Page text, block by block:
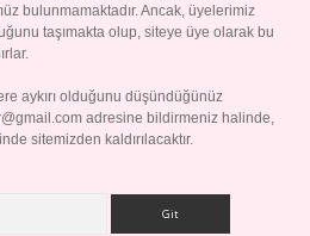
bulunmamaktadır. Ancak, üyelerimiz
taşımakta olup, siteye üye olarak bu
aykırı olduğunu düşündüğünüz
adresine bildirmeniz halinde,
sitemizden kaldırılacaktır.